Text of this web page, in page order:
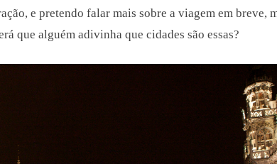
e pretendo falar mais sobre a viagem em breve,
que alguém adivinha que cidades são essas?